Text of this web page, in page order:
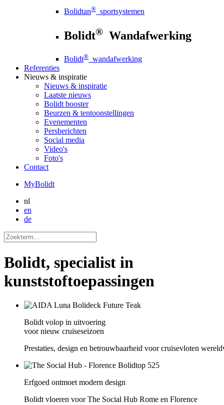
Bolidtan® sportsystemen
Bolidt® Wandafwerking
Bolidt® wandafwerking
Referenties
Nieuws & inspiratie
Nieuws & inspiratie
Laatste nieuws
Bolidt booster
Beurzen & tentoonstellingen
Evenementen
Persberichten
Social media
Video's
Foto's
Contact
MyBolidt
nl
en
de
Bolidt, specialist in
kunststoftoepassingen
Bolidt volop in uitvoering
voor nieuw cruiseseizoen
Prestaties, design en betrouwbaarheid voor cruisevloten
Erfgoed ontmoet modern design
Bolidt vloeren voor The Social Hub Rome en Florence